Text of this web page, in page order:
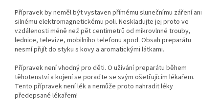
Přípravek by neměl být vystaven přímému slunečnímu záření ani
silnému elektromagnetickému poli. Neskladujte jej proto ve
vzdálenosti méně než pět centimetrů od mikrovlnné trouby,
lednice, televize, mobilního telefonu apod. Obsah preparátu
nesmí přijít do styku s kovy a aromatickými látkami.
Přípravek není vhodný pro děti. O užívání preparátu během
těhotenství a kojení se poraďte se svým ošetřujícím lékařem.
Tento přípravek není lék a nemůže proto nahradit léky
předepsané lékařem!